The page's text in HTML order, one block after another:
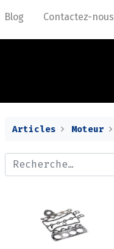
Blog Contactez-nous
Articles Moteur